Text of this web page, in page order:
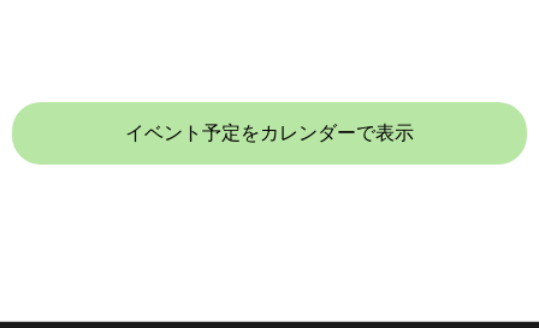
イベント予定をカレンダーで表示